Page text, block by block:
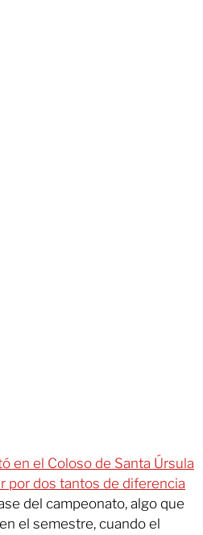
en el Coloso de Santa Úrsula
por dos tantos de diferencia
del campeonato, algo que
el semestre, cuando el